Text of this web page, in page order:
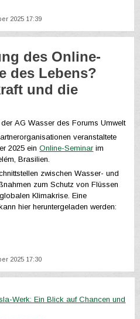
2025 17:39
des Online-
des Lebens?
und die
AG Wasser des Forums Umwelt
veranstaltete
2025 einOnline-Seminar im
Brasilien.
zwischen Wasser- und
zum Schutz von Flüssen
Klimakrise. Eine
hier heruntergeladen werden:
2025 17:30
Werk: Ein Blick auf Chancen und